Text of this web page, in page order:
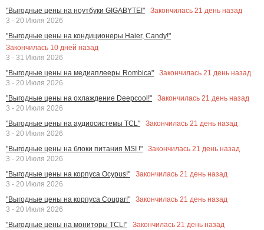
"Выгодные цены на ноутбуки GIGABYTE!"
Закончилась 21 день назад
3 - 20 Июля 2026
"Выгодные цены на кондиционеры Haier, Candy!"
Закончилась 10 дней назад
3 - 31 Июля 2026
"Выгодные цены на медиаплееры Rombica"
Закончилась 21 день назад
3 - 20 Июля 2026
"Выгодные цены на охлаждение Deepcool!"
Закончилась 21 день назад
3 - 20 Июля 2026
"Выгодные цены на аудиосистемы TCL"
Закончилась 21 день назад
3 - 20 Июля 2026
"Выгодные цены на блоки питания MSI !"
Закончилась 21 день назад
3 - 20 Июля 2026
"Выгодные цены на корпуса Ocypus!"
Закончилась 21 день назад
3 - 20 Июля 2026
"Выгодные цены на корпуса Cougar!"
Закончилась 21 день назад
3 - 20 Июля 2026
"Выгодные цены на мониторы TCL!"
Закончилась 21 день назад